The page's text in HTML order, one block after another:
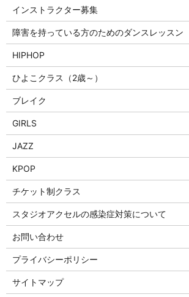
インストラクター募集
障害を持っている方のためのダンスレッスン
HIPHOP
ひよこクラス（2歳～）
ブレイク
GIRLS
JAZZ
KPOP
チケット制クラス
スタジオアクセルの感染症対策について
お問い合わせ
プライバシーポリシー
サイトマップ